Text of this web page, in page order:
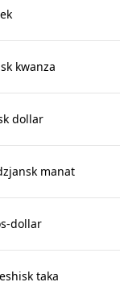
kwanza
dollar
manat
dollar
taka